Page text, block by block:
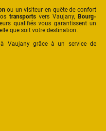
ou un visiteur en quête de confort
transports vers Vaujany, Bourg-
qualifiés vous garantissent un
que soit votre destination.
Vaujany grâce à un service de